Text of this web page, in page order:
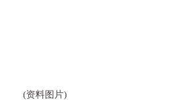
(资料图片)